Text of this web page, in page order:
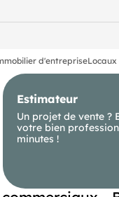
technologiques,
d'entrepriseLocaux
Estimateur
Un projet de vente ?
votre bien
minutes !